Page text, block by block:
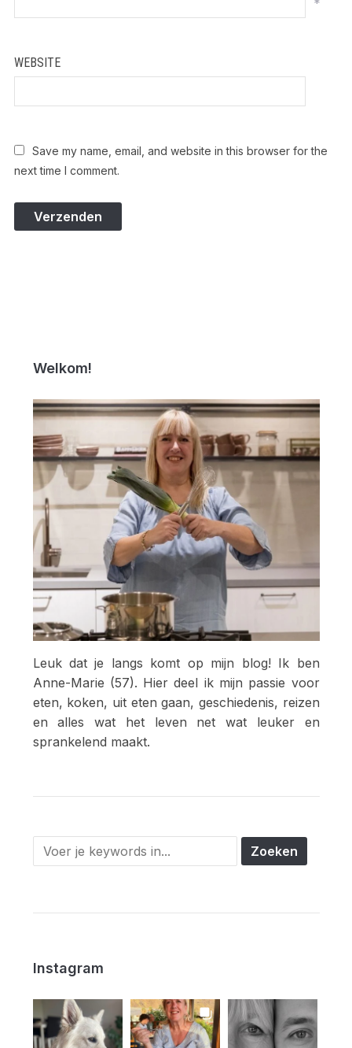
*
WEBSITE
Save my name, email, and website in this browser for the
next time I comment.
Welkom!
Leuk dat je langs komt op mijn blog! Ik ben
Anne-Marie (57). Hier deel ik mijn passie voor
eten, koken, uit eten gaan, geschiedenis, reizen
en alles wat het leven net wat leuker en
sprankelend maakt.
Instagram